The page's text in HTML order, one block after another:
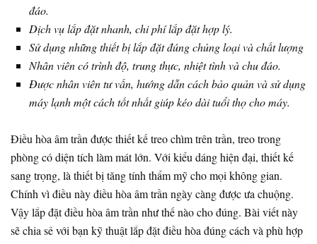
đáo.
Dịch vụ lắp đặt nhanh, chi phí lắp đặt hợp lý.
Sử dụng những thiết bị lắp đặt đúng chủng loại và chất lượng
Nhân viên có trình độ, trung thực, nhiệt tình và chu đáo.
Được nhân viên tư vấn, hướng dẫn cách bảo quản và sử dụng
máy lạnh một cách tốt nhất giúp kéo dài tuổi thọ cho máy.
Điều hòa âm trần được thiết kế treo chìm trên trần, treo trong
phòng có diện tích làm mát lớn. Với kiểu dáng hiện đại, thiết kế
sang trọng, là thiết bị tăng tính thẩm mỹ cho mọi không gian.
Chính vì điều này điều hòa âm trần ngày càng được ưa chuộng.
Vậy lắp đặt điều hòa âm trần như thế nào cho đúng. Bài viết này
sẽ chia sẻ với bạn kỹ thuật lắp đặt điều hòa đúng cách và phù hợp